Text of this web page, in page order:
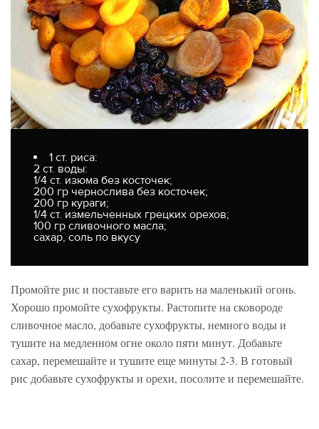
1 ст. риса:
2 ст. воды:
1/4 ст. изюма без косточек;
200 гр чернослива без косточек;
200 гр кураги;
1/4 ст. измельченных грецких орехов;
100 гр сливочного масла;
сахар, соль по вкусу
Промойте рис и поставьте его варить на маленький огонь.
Хорошо промойте сухофрукты. Растопите на сковороде
сливочное масло, добавьте сухофрукты, немного воды и
тушите на медленном огне около пяти минут. Добавьте
сахар, перемешайте и тушите еще минуты 2-3. В готовый
рис добавьте сухофрукты и орехи, посолите и перемешайте.